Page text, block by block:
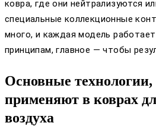
ковра, где они нейтрализуются
специальные коллекционные
много, и каждая модель
принципам, главное — чтобы
Основные
применяют в коврах
воздуха